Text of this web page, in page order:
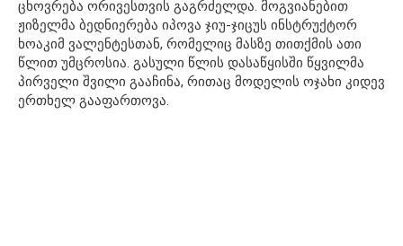
ცხოვრება ორივესთვის გაგრძელდა. მოგვიანებით
ჟიზელმა ბედნიერება იპოვა ჯიუ-ჯიცუს ინსტრუქტორ
ხოაკიმ ვალენტესთან, რომელიც მასზე თითქმის ათი
წლით უმცროსია. გასული წლის დასაწყისში წყვილმა
პირველი შვილი გააჩინა, რითაც მოდელის ოჯახი კიდევ
ერთხელ გააფართოვა.